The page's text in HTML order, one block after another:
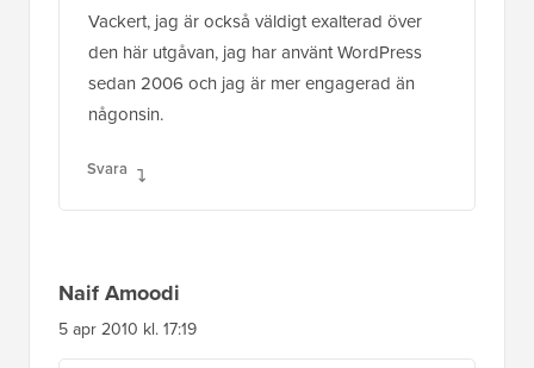
Vackert, jag är också väldigt exalterad över
den här utgåvan, jag har använt WordPress
sedan 2006 och jag är mer engagerad än
någonsin.
Svara
Naif Amoodi
5 apr 2010 kl. 17:19